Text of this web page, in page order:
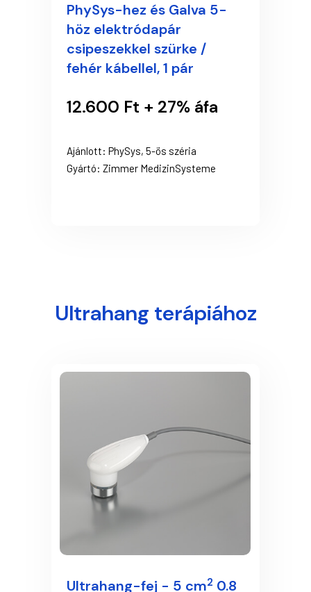
PhySys-hez és Galva 5-
höz elektródapár
csipeszekkel szürke /
fehér kábellel, 1 pár
12.600 Ft + 27% áfa
Ajánlott: PhySys, 5-ös széria
Gyártó: Zimmer MedizinSysteme
Ultrahang terápiához
Ultrahang-fej - 5 cm2 0.8